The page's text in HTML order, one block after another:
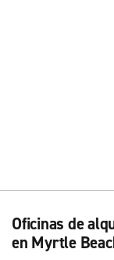
Oficinas de
en Myrtle